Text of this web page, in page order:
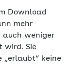
Download
mehr
auch weniger
wird. Sie
„erlaubt“ keine